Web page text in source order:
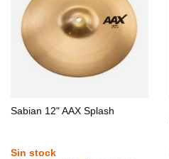
Sabian 12" AAX Splash
Sin stock